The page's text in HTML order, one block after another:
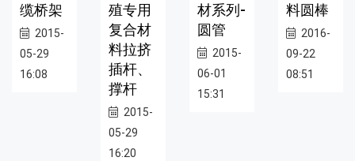
缆桥架
2015-
05-29
16:08
殖专用
复合材
料拉挤
插杆、
撑杆
2015-
05-29
16:20
材系列-
圆管
2015-
06-01
15:31
料圆棒
2016-
09-22
08:51